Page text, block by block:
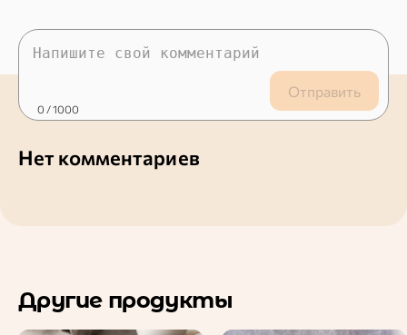
Отправить
0 / 1000
Нет комментариев
Другие продукты